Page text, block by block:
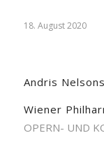
18. August 2020
Andris
Wiener
OPERN- UND